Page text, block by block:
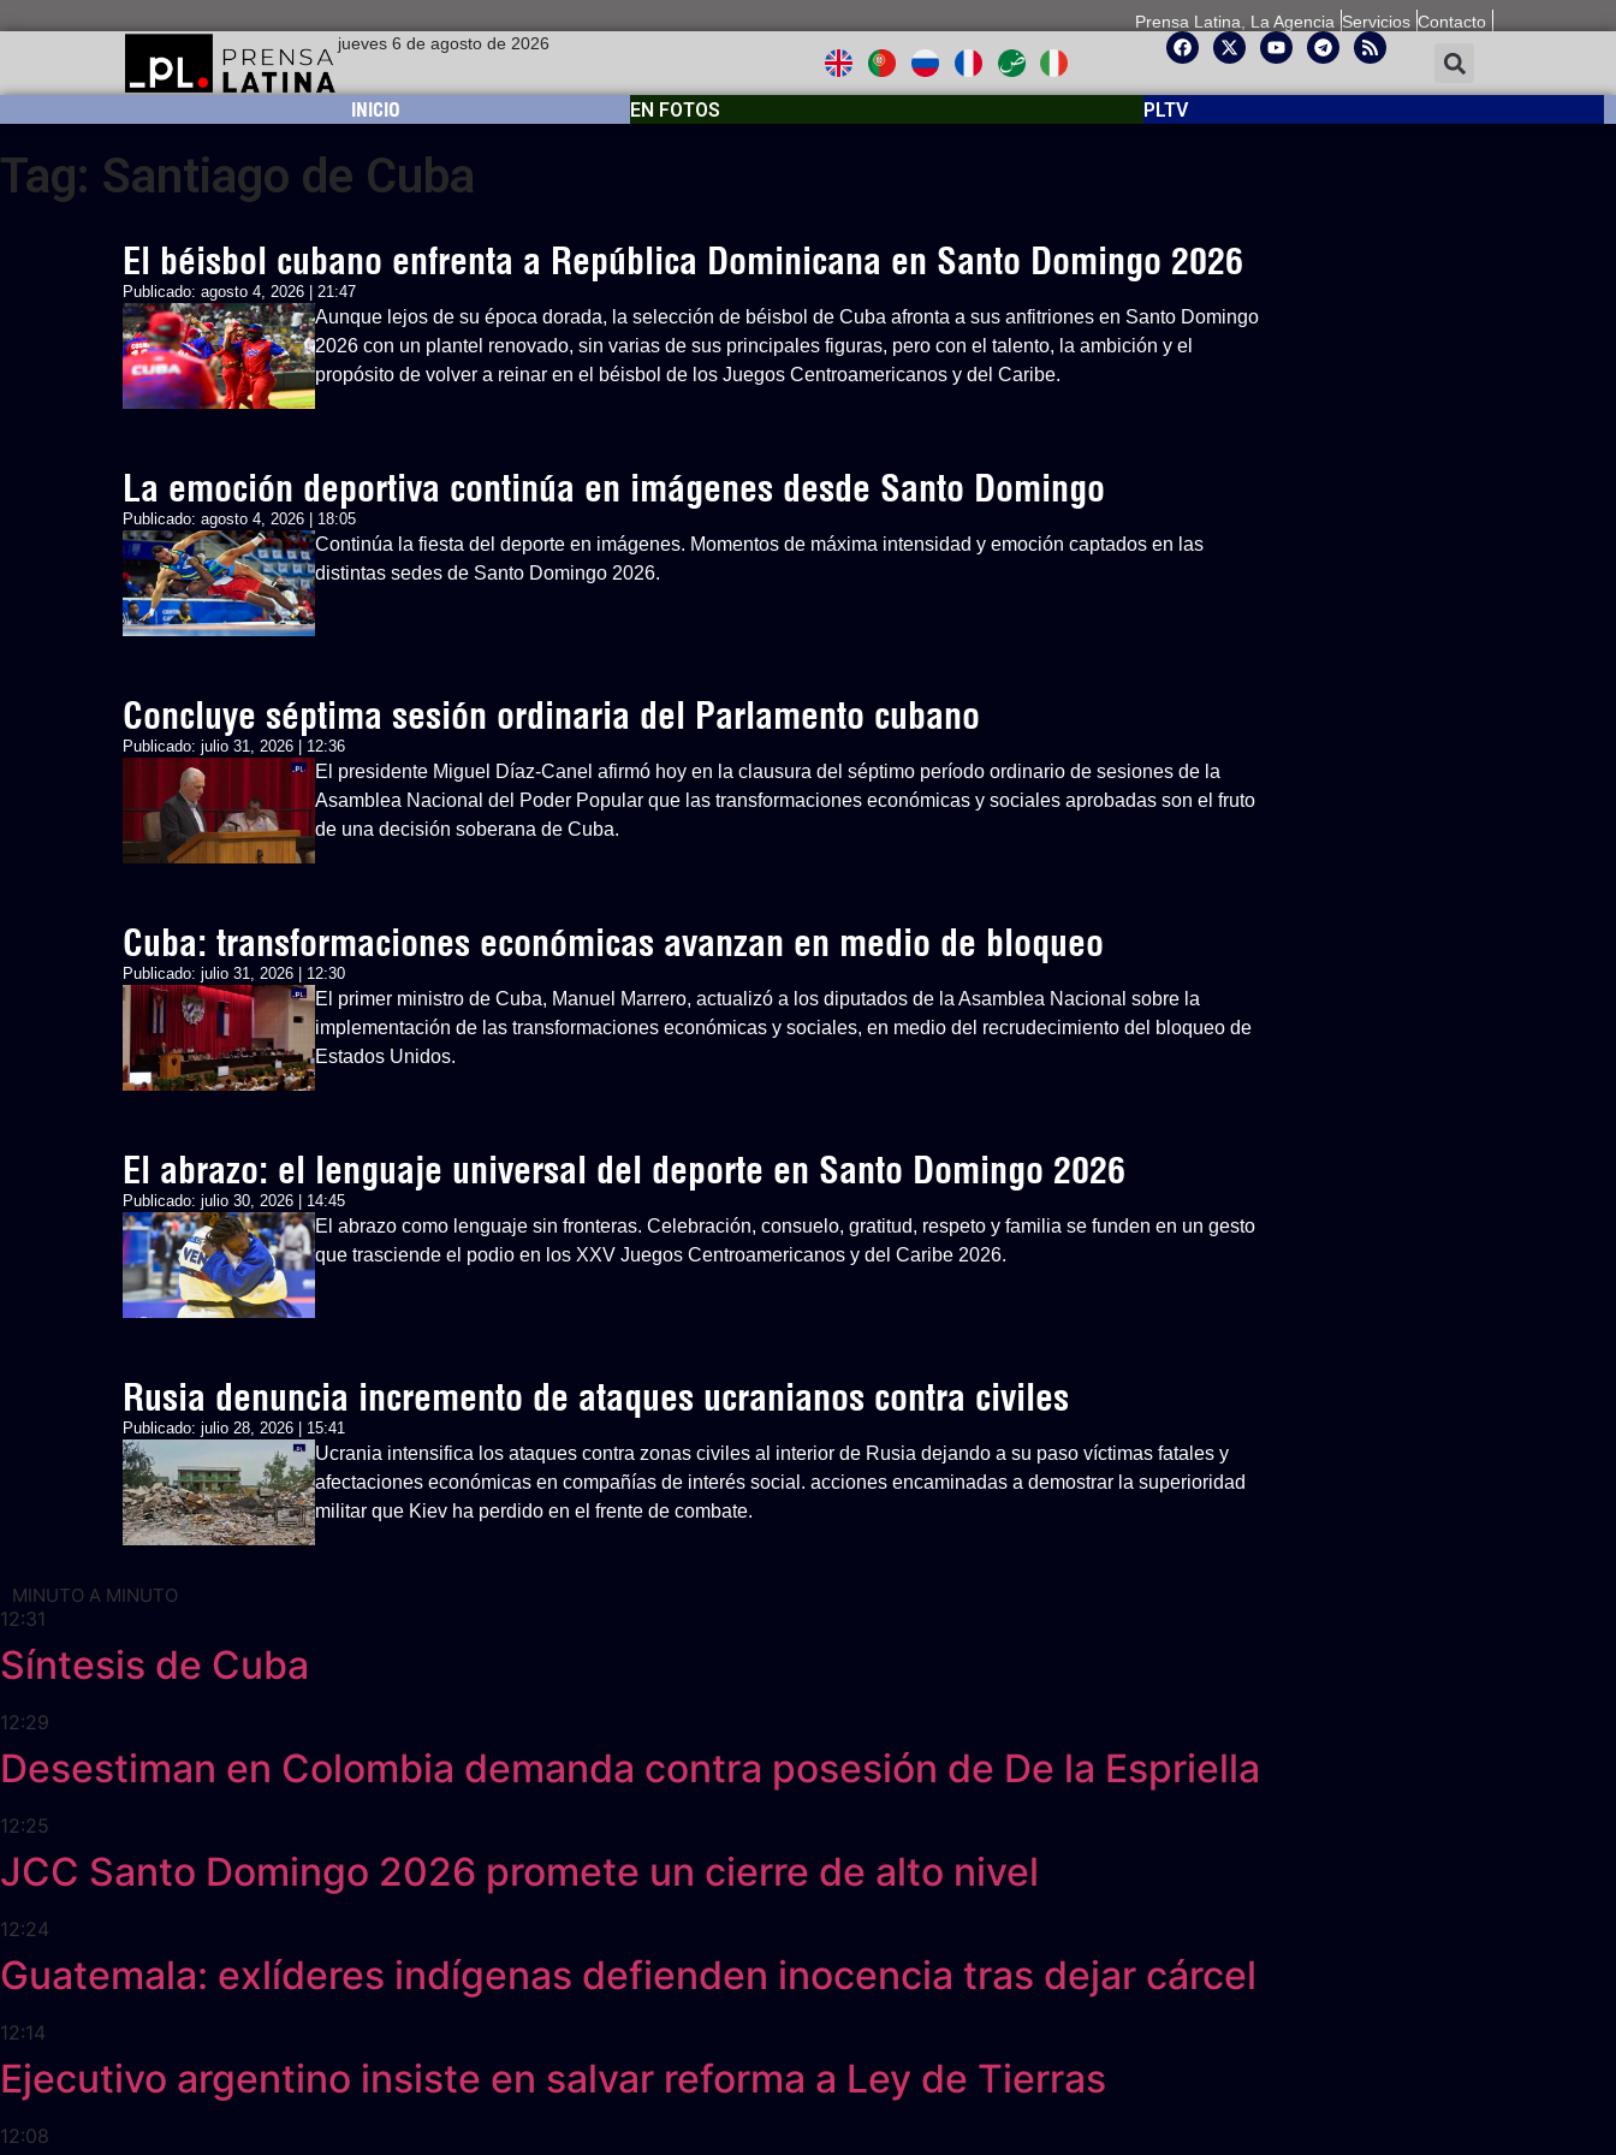
Prensa Latina, La Agencia Servicios Contacto
jueves 6 de agosto de 2026
INICIO EN FOTOS PLTV
Tag: Santiago de Cuba
El béisbol cubano enfrenta a República Dominicana en Santo Domingo 2026
Publicado: agosto 4, 2026 | 21:47
Aunque lejos de su época dorada, la selección de béisbol de Cuba afronta a sus anfitriones en Santo Domingo
2026 con un plantel renovado, sin varias de sus principales figuras, pero con el talento, la ambición y el
propósito de volver a reinar en el béisbol de los Juegos Centroamericanos y del Caribe.
La emoción deportiva continúa en imágenes desde Santo Domingo
Publicado: agosto 4, 2026 | 18:05
Continúa la fiesta del deporte en imágenes. Momentos de máxima intensidad y emoción captados en las
distintas sedes de Santo Domingo 2026.
Concluye séptima sesión ordinaria del Parlamento cubano
Publicado: julio 31, 2026 | 12:36
El presidente Miguel Díaz-Canel afirmó hoy en la clausura del séptimo período ordinario de sesiones de la
Asamblea Nacional del Poder Popular que las transformaciones económicas y sociales aprobadas son el fruto
de una decisión soberana de Cuba.
Cuba: transformaciones económicas avanzan en medio de bloqueo
Publicado: julio 31, 2026 | 12:30
El primer ministro de Cuba, Manuel Marrero, actualizó a los diputados de la Asamblea Nacional sobre la
implementación de las transformaciones económicas y sociales, en medio del recrudecimiento del bloqueo de
Estados Unidos.
El abrazo: el lenguaje universal del deporte en Santo Domingo 2026
Publicado: julio 30, 2026 | 14:45
El abrazo como lenguaje sin fronteras. Celebración, consuelo, gratitud, respeto y familia se funden en un gesto
que trasciende el podio en los XXV Juegos Centroamericanos y del Caribe 2026.
Rusia denuncia incremento de ataques ucranianos contra civiles
Publicado: julio 28, 2026 | 15:41
Ucrania intensifica los ataques contra zonas civiles al interior de Rusia dejando a su paso víctimas fatales y
afectaciones económicas en compañías de interés social. acciones encaminadas a demostrar la superioridad
militar que Kiev ha perdido en el frente de combate.
MINUTO A MINUTO
12:31
Síntesis de Cuba
12:29
Desestiman en Colombia demanda contra posesión de De la Espriella
12:25
JCC Santo Domingo 2026 promete un cierre de alto nivel
12:24
Guatemala: exlíderes indígenas defienden inocencia tras dejar cárcel
12:14
Ejecutivo argentino insiste en salvar reforma a Ley de Tierras
12:08